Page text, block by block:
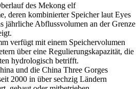
des Mekong elf
deren kombinierter Speicher laut Eyes
jährliche Abflussvolumen an der Grenze
verfügt mit einem Speichervolumen
über eine Regulierungskapazität, die
hydrologisch betrifft.
und die China Three Gorges
2000 in über sechzig Ländern